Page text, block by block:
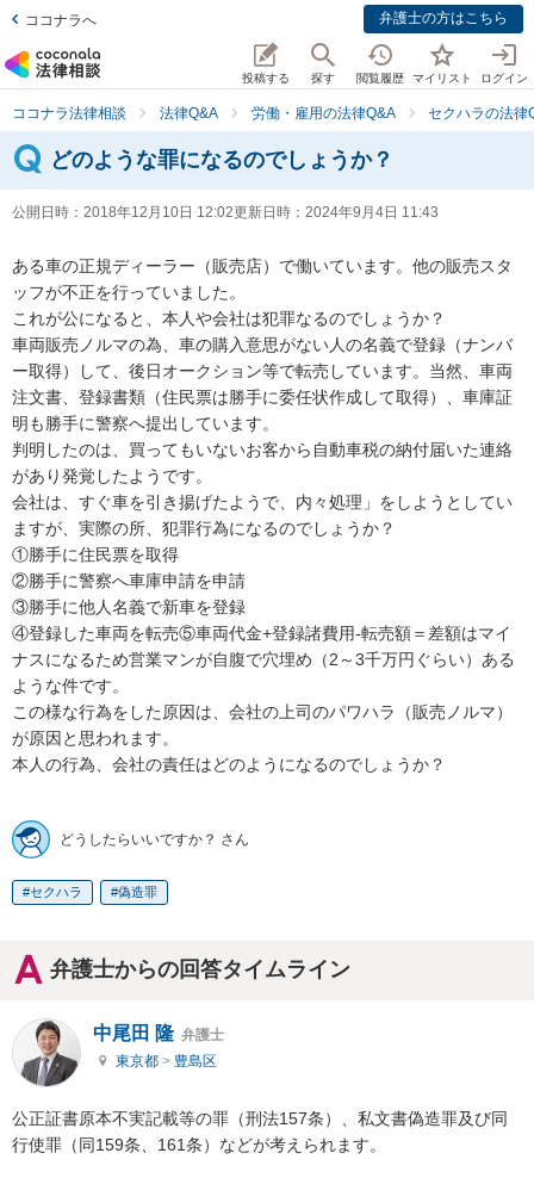
ココナラへ 弁護士の方はこちら
投稿する 探す 閲覧履歴 マイリスト ログイン
ココナラ法律相談 法律Q&A 労働・雇用の法律Q&A セクハラの法律
どのような罪になるのでしょうか？
公開日時： 2018年12月10日 12:02更新日時： 2024年9月4日 11:43
ある車の正規ディーラー（販売店）で働いています。他の販売スタ
ッフが不正を行っていました。
これが公になると、本人や会社は犯罪なるのでしょうか？
車両販売ノルマの為、車の購入意思がない人の名義で登録（ナンバ
ー取得）して、後日オークション等で転売しています。当然、車両
注文書、登録書類（住民票は勝手に委任状作成して取得）、車庫証
明も勝手に警察へ提出しています。
判明したのは、買ってもいないお客から自動車税の納付届いた連絡
があり発覚したようです。
会社は、すぐ車を引き揚げたようで、内々処理」をしようとしてい
ますが、実際の所、犯罪行為になるのでしょうか？
①勝手に住民票を取得
②勝手に警察へ車庫申請を申請
③勝手に他人名義で新車を登録
④登録した車両を転売⑤車両代金+登録諸費用-転売額＝差額はマイ
ナスになるため営業マンが自腹で穴埋め（2～3千万円ぐらい）ある
ような件です。
この様な行為をした原因は、会社の上司のパワハラ（販売ノルマ）
が原因と思われます。
本人の行為、会社の責任はどのようになるのでしょうか？
どうしたらいいですか？ さん
セクハラ 偽造罪
弁護士からの回答タイムライン
中尾田 隆 弁護士
東京都 > 豊島区
公正証書原本不実記載等の罪（刑法157条）、私文書偽造罪及び同
行使罪（同159条、161条）などが考えられます。